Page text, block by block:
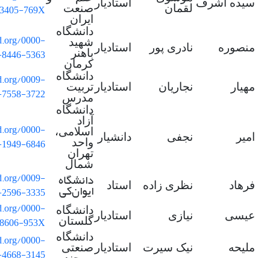
سیده اشرف لقمان
استادیار صنعت
ایران
769X
منصوره نادری پور استادیار
دانشگاه
شهید
باهنر
کرمان
0000-
5363
مهیار نجاریان استادیار
دانشگاه
تربیت
مدرس
0009-
3722
امیر نجفی دانشیار
دانشگاه
آزاد
اسلامی،
واحد
تهران
شمال
0000-
6846
فرهاد نظری زاده استاد دانشگاه
ایوانکی
0009-
3335
عیسی نیازی استادیار دانشگاه
گلستان
0000-
953X
ملیحه نیک سیرت استادیار
دانشگاه
صنعتی
0000-